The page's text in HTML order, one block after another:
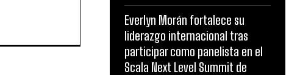
Everlyn Morán fortalece su
liderazgo internacional tras
participar como panelista en el
Scala Next Level Summit de